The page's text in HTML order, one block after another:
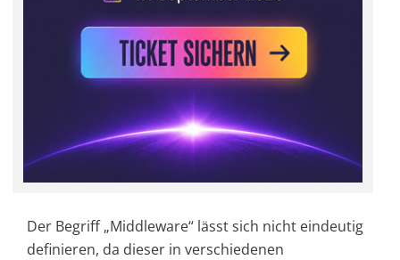
Der Begriff „Middleware“ lässt sich nicht eindeutig
definieren, da dieser in verschiedenen